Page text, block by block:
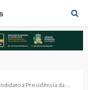
da República pelo PSD